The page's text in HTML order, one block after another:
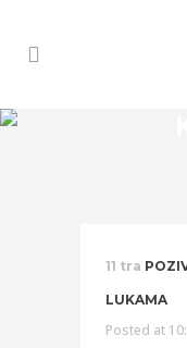
11 tra
LUKAMA
Posted at